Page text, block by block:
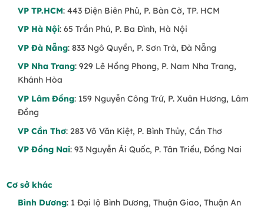
VP TP.HCM: 443 Điện Biên Phủ, P. Bàn Cờ, TP. HCM
VP Hà Nội: 65 Trần Phú, P. Ba Đình, Hà Nội
VP Đà Nẵng: 833 Ngô Quyền, P. Sơn Trà, Đà Nẵng
VP Nha Trang: 929 Lê Hồng Phong, P. Nam Nha Trang,
Khánh Hòa
VP Lâm Đồng: 159 Nguyễn Công Trứ, P. Xuân Hương, Lâm
Đồng
VP Cần Thơ: 283 Võ Văn Kiệt, P. Bình Thủy, Cần Thơ
VP Đồng Nai: 93 Nguyễn Ái Quốc, P. Tân Triều, Đồng Nai
Cơ sở khác
Bình Dương: 1 Đại lộ Bình Dương, Thuận Giao, Thuận An